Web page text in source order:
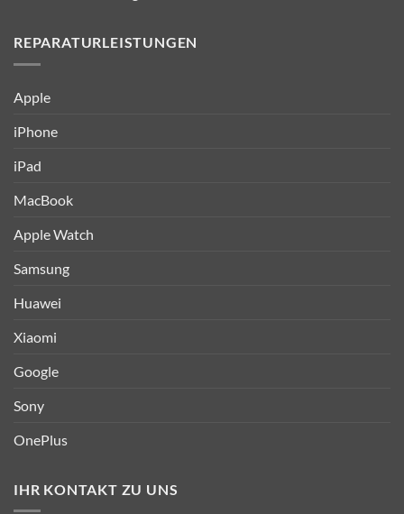
REPARATURLEISTUNGEN
Apple
iPhone
iPad
MacBook
Apple Watch
Samsung
Huawei
Xiaomi
Google
Sony
OnePlus
IHR KONTAKT ZU UNS